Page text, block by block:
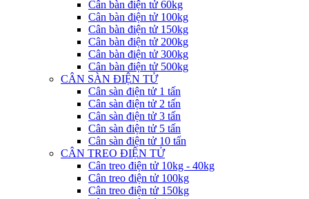
Cân bàn điện tử 60kg
Cân bàn điện tử 100kg
Cân bàn điện tử 150kg
Cân bàn điện tử 200kg
Cân bàn điện tử 300kg
Cân bàn điện tử 500kg
CÂN SÀN ĐIỆN TỬ
Cân sàn điện tử 1 tấn
Cân sàn điện tử 2 tấn
Cân sàn điện tử 3 tấn
Cân sàn điện tử 5 tấn
Cân sàn điện tử 10 tấn
CÂN TREO ĐIỆN TỬ
Cân treo điện tử 10kg - 40kg
Cân treo điện tử 100kg
Cân treo điện tử 150kg